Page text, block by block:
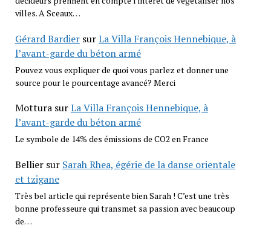
villes. A Sceaux…
Gérard BardiersurLa Villa François Hennebique, à
l’avant-garde du béton armé
Pouvez vous expliquer de quoi vous parlez et donner une
source pour le pourcentage avancé? Merci
MotturasurLa Villa François Hennebique, à
l’avant-garde du béton armé
Le symbole de 14% des émissions de CO2 en France
Belliersur Sarah Rhea, égérie de la danse orientale
et tzigane
Très bel article qui représente bien Sarah ! C’est une très
bonne professeure qui transmet sa passion avec beaucoup
de…